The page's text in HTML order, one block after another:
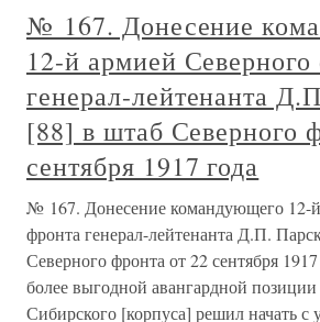
№ 167. Донесение
12-й армией
генерал-лейтенанта
[88] в штаб Северного
сентября 1917 года
№ 167. Донесение командующего 12-
фронта генерал-лейтенанта Д.П.
Северного фронта от 22 сентября
более выгодной авангардной
Сибирского [корпуса] решил начать с